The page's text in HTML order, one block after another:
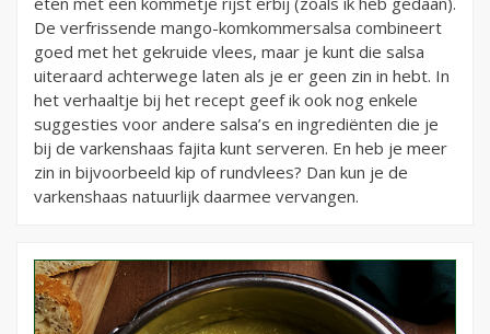
De verfrissende mango-komkommersalsa combineert
goed met het gekruide vlees, maar je kunt die salsa
uiteraard achterwege laten als je er geen zin in hebt. In
het verhaaltje bij het recept geef ik ook nog enkele
suggesties voor andere salsa’s en ingrediënten die je
bij de varkenshaas fajita kunt serveren. En heb je meer
zin in bijvoorbeeld kip of rundvlees? Dan kun je de
varkenshaas natuurlijk daarmee vervangen.